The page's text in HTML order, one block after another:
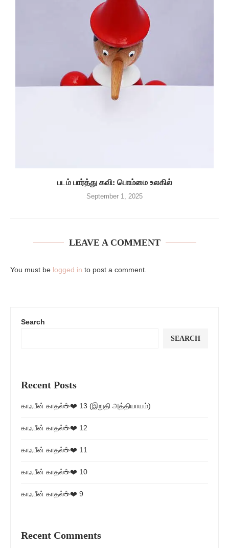
படம் பார்த்து கவி: பொம்மை உலகில்
September 1, 2025
LEAVE A COMMENT
You must be logged in to post a comment.
Search
SEARCH
Recent Posts
காஃபீன் காதல்☕❤️ 13 (இறுதி அத்தியாயம்)
காஃபீன் காதல்☕❤️ 12
காஃபீன் காதல்☕❤️ 11
காஃபீன் காதல்☕❤️ 10
காஃபீன் காதல்☕❤️ 9
Recent Comments